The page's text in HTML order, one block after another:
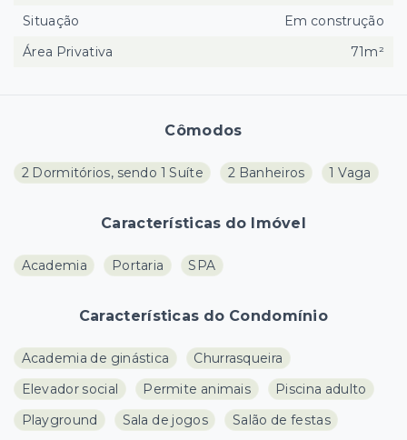
Cômodos
2 Dormitórios, sendo 1 Suíte 2 Banheiros 1 Vaga
Características do Imóvel
Academia Portaria SPA
Características do Condomínio
Academia de ginástica
Churrasqueira
Elevador social
Permite animais
Piscina adulto
Playground
Sala de jogos Salão de festas
Situação
Em construção
Área Privativa
71m²